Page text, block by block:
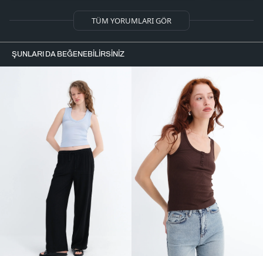
TÜM YORUMLARI GÖR
ŞUNLARI DA BEĞENEBILIRSINIZ